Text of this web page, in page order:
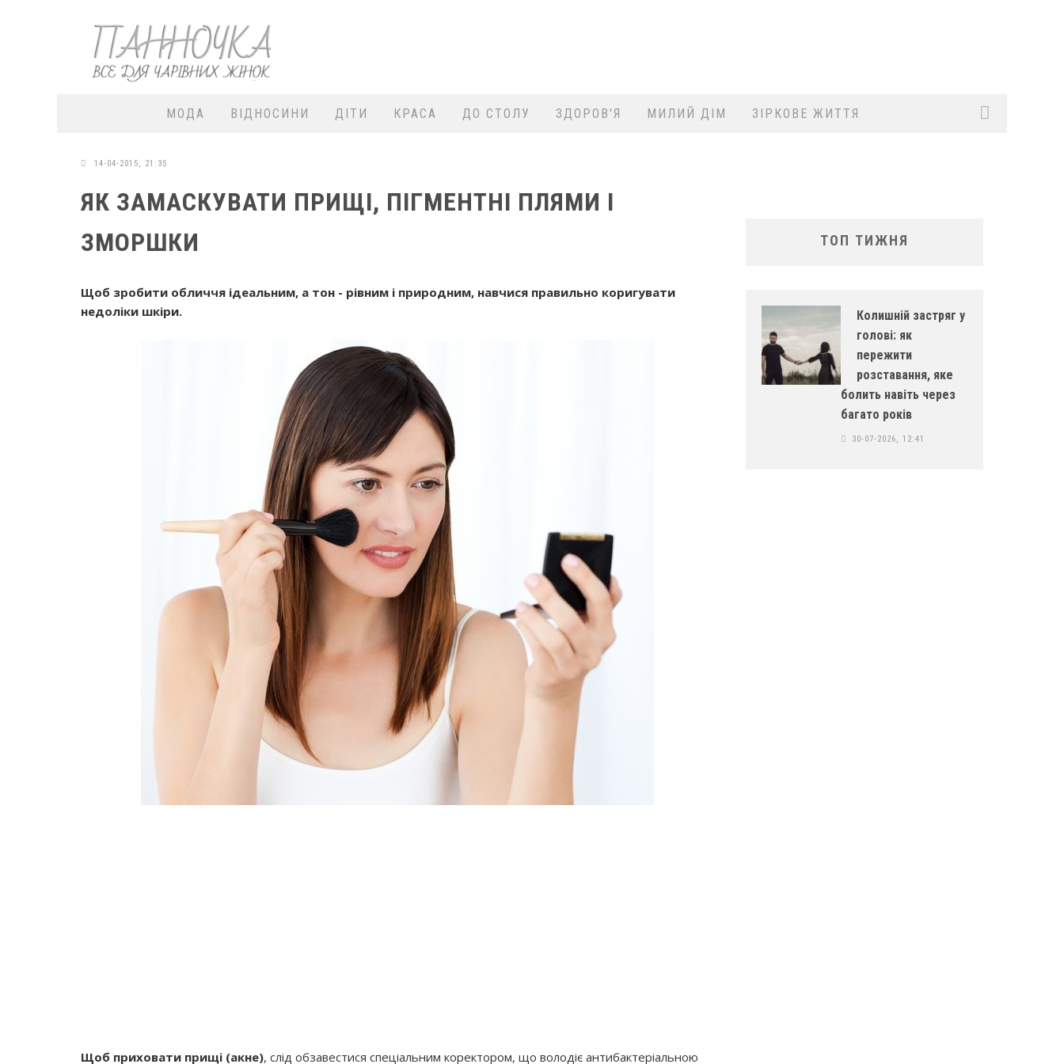
МОДА ВІДНОСИНИ ДІТИ КРАСА ДО СТОЛУ ЗДОРОВ'Я МИЛИЙ ДІМ ЗІРКОВЕ ЖИТТЯ
14-04-2015, 21:35
ЯК ЗАМАСКУВАТИ ПРИЩІ, ПІГМЕНТНІ ПЛЯМИ І
ЗМОРШКИ
Щоб зробити обличчя ідеальним, а тон - рівним і природним, навчися правильно коригувати
недоліки шкіри.
Щоб приховати прищі (акне), слід обзавестися спеціальним коректором, що володіє антибактеріальною
ТОП ТИЖНЯ
Колишній застряг у
голові: як
пережити
розставання, яке
болить навіть через
багато років
30-07-2026, 12:41